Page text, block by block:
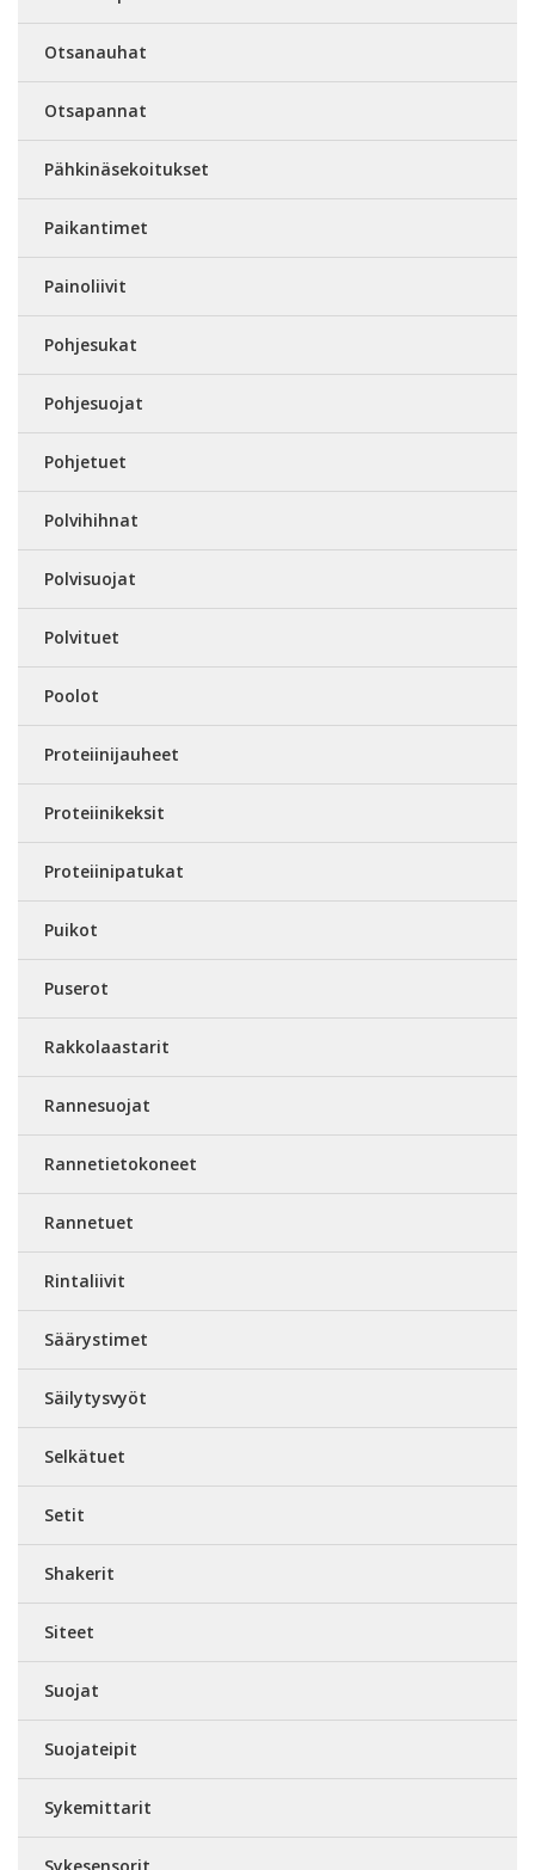
Otsanauhat
Otsapannat
Pähkinäsekoitukset
Paikantimet
Painoliivit
Pohjesukat
Pohjesuojat
Pohjetuet
Polvihihnat
Polvisuojat
Polvituet
Poolot
Proteiinijauheet
Proteiinikeksit
Proteiinipatukat
Puikot
Puserot
Rakkolaastarit
Rannesuojat
Rannetietokoneet
Rannetuet
Rintaliivit
Säärystimet
Säilytysvyöt
Selkätuet
Setit
Shakerit
Siteet
Suojat
Suojateipit
Sykemittarit